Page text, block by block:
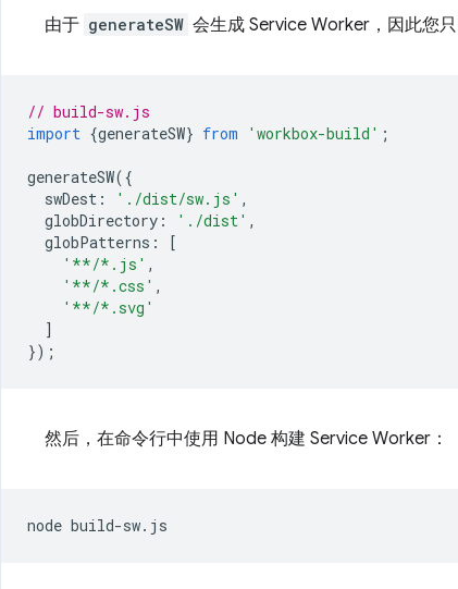
由于 generateSW 会生成 Service Worker，因此您
// build-sw.js
import {generateSW} from 'workbox-build' ;
generateSW({
swDest : './dist/sw.js' ,
globDirectory : './dist' ,
globPatterns :
[
'**/*.js' ,
'**/*.css' ,
'**/*.svg'
]
});
然后，在命令行中使用 Node 构建 Service Worker：
node